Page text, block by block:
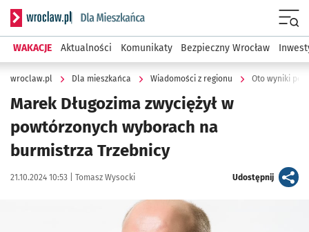
Serwis informacyjny wroclaw.pl podserwis: Dla mieszkańca
WAKACJE Aktualności Komunikaty Bezpieczny Wrocław
wroclaw.pl Dla mieszkańca Wiadomości z regionu Oto wyniki
Marek Długozima zwyciężył w
powtórzonych wyborach na
burmistrza Trzebnicy
Data publikacji:
21.10.2024 10:53 | Autor:
Tomasz Wysocki Udostępnijartykuł